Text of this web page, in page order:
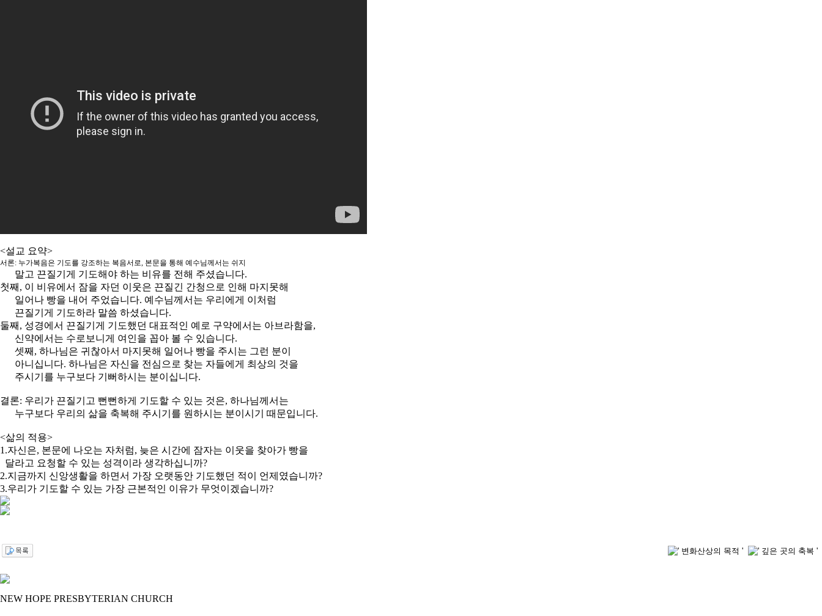
<설교 요약>
서론: 누가복음은 기도를 강조하는 복음서로, 본문을 통해 예수님께서는 쉬지
말고 끈질기게 기도해야 하는 비유를 전해 주셨습니다.
첫째, 이 비유에서 잠을 자던 이웃은 끈질긴 간청으로 인해 마지못해
일어나 빵을 내어 주었습니다. 예수님께서는 우리에게 이처럼
끈질기게 기도하라 말씀 하셨습니다.
둘째, 성경에서 끈질기게 기도했던 대표적인 예로 구약에서는 아브라함을,
신약에서는 수로보니게 여인을 꼽아 볼 수 있습니다.
셋째, 하나님은 귀찮아서 마지못해 일어나 빵을 주시는 그런 분이
아니십니다. 하나님은 자신을 전심으로 찾는 자들에게 최상의 것을
주시기를 누구보다 기뻐하시는 분이십니다.
결론: 우리가 끈질기고 뻔뻔하게 기도할 수 있는 것은, 하나님께서는
누구보다 우리의 삶을 축복해 주시기를 원하시는 분이시기 때문입니다.
<삶의 적용>
1.자신은, 본문에 나오는 자처럼, 늦은 시간에 잠자는 이웃을 찾아가 빵을
달라고 요청할 수 있는 성격이라 생각하십니까?
2.지금까지 신앙생활을 하면서 가장 오랫동안 기도했던 적이 언제였습니까?
3.우리가 기도할 수 있는 가장 근본적인 이유가 무엇이겠습니까?
NEW HOPE PRESBYTERIAN CHURCH